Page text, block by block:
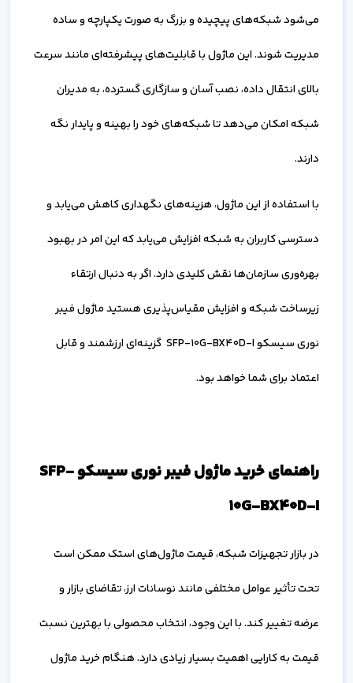
می‌شود شبکه‌های پیچیده و بزرگ به صورت یکپارچه و ساده
مدیریت شوند. این ماژول با قابلیت‌های پیشرفته‌ای مانند سرعت
بالای انتقال داده، نصب آسان و سازگاری گسترده، به مدیران
شبکه امکان می‌دهد تا شبکه‌های خود را بهینه و پایدار نگه
دارند.
با استفاده از این ماژول، هزینه‌های نگهداری کاهش می‌یابد و
دسترسی کاربران به شبکه افزایش می‌یابد که این امر در بهبود
بهره‌وری سازمان‌ها نقش کلیدی دارد. اگر به دنبال ارتقاء
زیرساخت شبکه و افزایش مقیاس‌پذیری هستید ماژول فیبر
نوری سیسکو SFP-10G-BX40D-I گزینه‌ای ارزشمند و قابل
اعتماد برای شما خواهد بود.
راهنمای خرید ماژول فیبر نوری سیسکو SFP-
10G-BX40D-I
در بازار تجهیزات شبکه، قیمت ماژول‌های استک ممکن است
تحت تأثیر عوامل مختلفی مانند نوسانات ارز، تقاضای بازار و
عرضه تغییر کند. با این وجود، انتخاب محصولی با بهترین نسبت
قیمت به کارایی اهمیت بسیار زیادی دارد. هنگام خرید ماژول